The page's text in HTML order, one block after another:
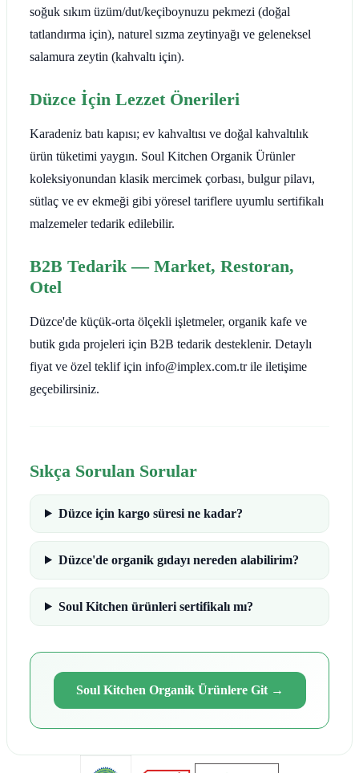
soğuk sıkım üzüm/dut/keçiboynuzu pekmezi (doğal
tatlandırma için), naturel sızma zeytinyağı ve geleneksel
salamura zeytin (kahvaltı için).
Düzce İçin Lezzet Önerileri
Karadeniz batı kapısı; ev kahvaltısı ve doğal kahvaltılık
ürün tüketimi yaygın. Soul Kitchen Organik Ürünler
koleksiyonundan klasik mercimek çorbası, bulgur pilavı,
sütlaç ve ev ekmeği gibi yöresel tariflere uyumlu sertifikalı
malzemeler tedarik edilebilir.
B2B Tedarik — Market, Restoran,
Otel
Düzce'de küçük-orta ölçekli işletmeler, organik kafe ve
butik gıda projeleri için B2B tedarik desteklenir. Detaylı
fiyat ve özel teklif için info@implex.com.tr ile iletişime
geçebilirsiniz.
Sıkça Sorulan Sorular
Düzce için kargo süresi ne kadar?
Düzce'de organik gıdayı nereden alabilirim?
Soul Kitchen ürünleri sertifikalı mı?
Soul Kitchen Organik Ürünlere Git→